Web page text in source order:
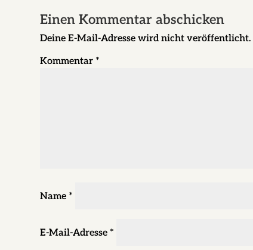
Einen Kommentar abschicken
Deine E-Mail-Adresse wird nicht veröffentlicht.
Kommentar *
Name *
E-Mail-Adresse *